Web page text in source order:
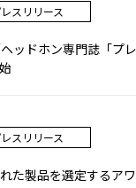
スリリース
ヘッドホン専門誌「
スリリース
た製品を選定するア